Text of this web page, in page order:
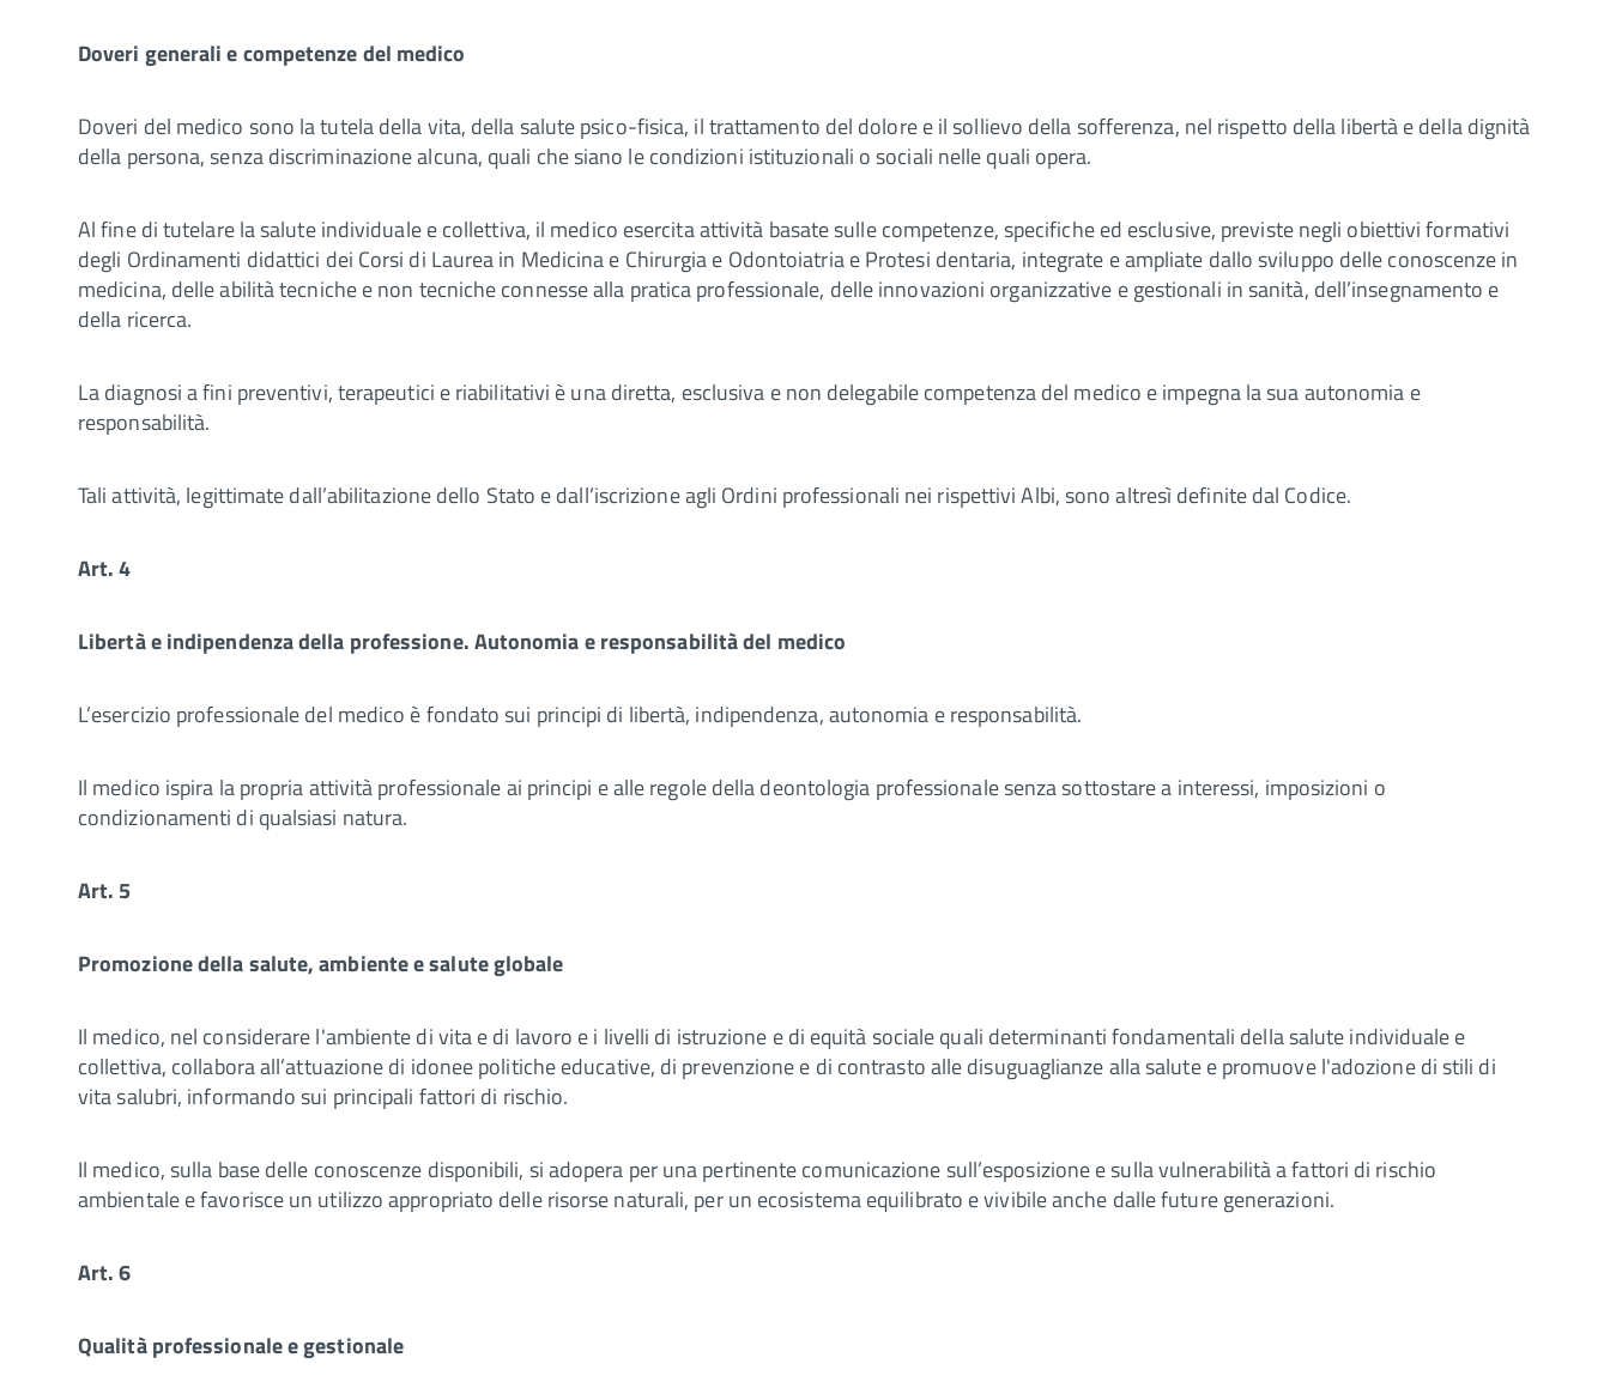
Doveri generali e competenze del medico
Doveri del medico sono la tutela della vita, della salute psico-fisica, il trattamento del dolore e il sollievo della sofferenza, nel rispetto della libertà e della dignità
della persona, senza discriminazione alcuna, quali che siano le condizioni istituzionali o sociali nelle quali opera.
Al fine di tutelare la salute individuale e collettiva, il medico esercita attività basate sulle competenze, specifiche ed esclusive, previste negli obiettivi formativi
degli Ordinamenti didattici dei Corsi di Laurea in Medicina e Chirurgia e Odontoiatria e Protesi dentaria, integrate e ampliate dallo sviluppo delle conoscenze in
medicina, delle abilità tecniche e non tecniche connesse alla pratica professionale, delle innovazioni organizzative e gestionali in sanità, dell’insegnamento e
della ricerca.
La diagnosi a fini preventivi, terapeutici e riabilitativi è una diretta, esclusiva e non delegabile competenza del medico e impegna la sua autonomia e
responsabilità.
Tali attività, legittimate dall’abilitazione dello Stato e dall’iscrizione agli Ordini professionali nei rispettivi Albi, sono altresì definite dal Codice.
Art. 4
Libertà e indipendenza della professione. Autonomia e responsabilità del medico
L’esercizio professionale del medico è fondato sui principi di libertà, indipendenza, autonomia e responsabilità.
Il medico ispira la propria attività professionale ai principi e alle regole della deontologia professionale senza sottostare a interessi, imposizioni o
condizionamenti di qualsiasi natura.
Art. 5
Promozione della salute, ambiente e salute globale
Il medico, nel considerare l'ambiente di vita e di lavoro e i livelli di istruzione e di equità sociale quali determinanti fondamentali della salute individuale e
collettiva, collabora all’attuazione di idonee politiche educative, di prevenzione e di contrasto alle disuguaglianze alla salute e promuove l'adozione di stili di
vita salubri, informando sui principali fattori di rischio.
Il medico, sulla base delle conoscenze disponibili, si adopera per una pertinente comunicazione sull’esposizione e sulla vulnerabilità a fattori di rischio
ambientale e favorisce un utilizzo appropriato delle risorse naturali, per un ecosistema equilibrato e vivibile anche dalle future generazioni.
Art. 6
Qualità professionale e gestionale